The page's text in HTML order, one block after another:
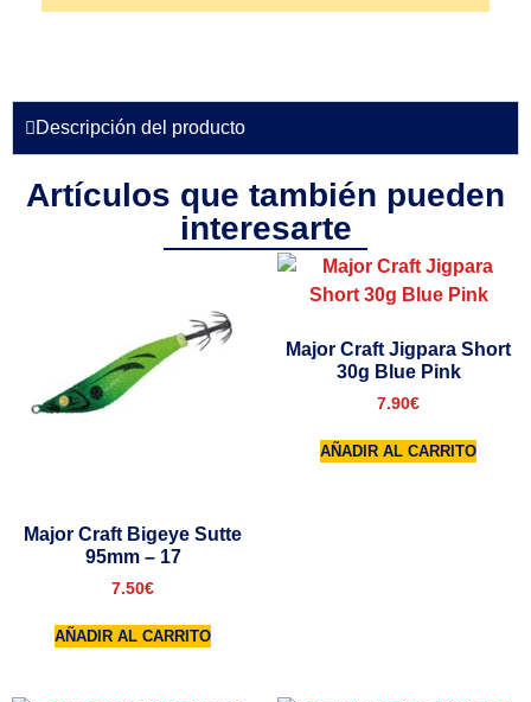
Descripción del producto
Artículos que también pueden
interesarte
Major Craft Bigeye Sutte
95mm – 17
7.50€
AÑADIR AL CARRITO
Major Craft Jigpara Short
30g Blue Pink
7.90€
AÑADIR AL CARRITO